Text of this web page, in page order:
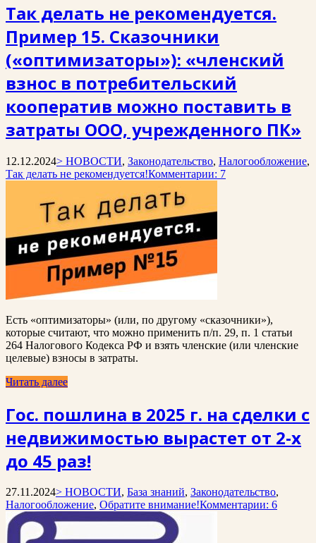
Так делать не рекомендуется.
Пример 15. Сказочники
(«оптимизаторы»): «членский
взнос в потребительский
кооператив можно поставить в
затраты ООО, учрежденного ПК»
12.12.2024> НОВОСТИ, Законодательство, Налогообложение,
Так делать не рекомендуется!Комментарии: 7
Есть «оптимизаторы» (или, по другому «сказочники»),
которые считают, что можно применить п/п. 29, п. 1 статьи
264 Налогового Кодекса РФ и взять членские (или членские
целевые) взносы в затраты.
Читать далее
Гос. пошлина в 2025 г. на сделки с
недвижимостью вырастет от 2-х
до 45 раз!
27.11.2024> НОВОСТИ, База знаний, Законодательство,
Налогообложение, Обратите внимание!Комментарии: 6